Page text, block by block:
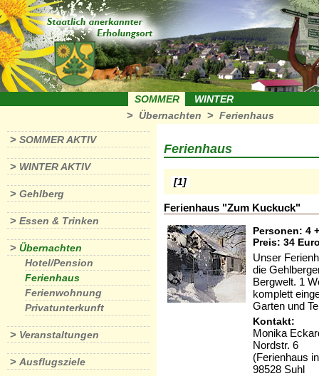
SOMMER WINTER
> Übernachten > Ferienhaus
> SOMMER AKTIV
> WINTER AKTIV
> Gehlberg
> Essen & Trinken
> Übernachten
Hotel/Pension
Ferienhaus
Ferienwohnung
Privatunterkunft
> Veranstaltungen
> Ausflugsziele
Ferienhaus
[1]
Ferienhaus "Zum Kuckuck"
Personen: 4
Preis: 34
Unser
die
Bergwelt. 1
komplett
Garten und
Kontakt:
Monika
Nordstr. 6
(Ferienhaus
98528 Suhl